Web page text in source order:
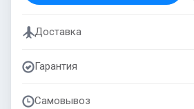
Доставка
Гарантия
Самовывоз